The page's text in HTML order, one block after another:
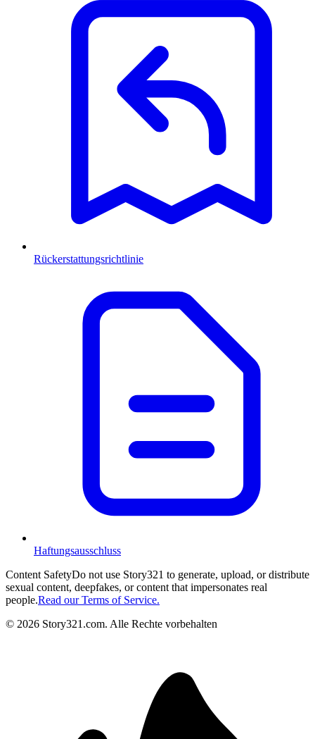
Rückerstattungsrichtlinie
Haftungsausschluss
Content SafetyDo not use Story321 to generate, upload, or distribute
sexual content, deepfakes, or content that impersonates real
people.Read our Terms of Service.
© 2026 Story321.com. Alle Rechte vorbehalten